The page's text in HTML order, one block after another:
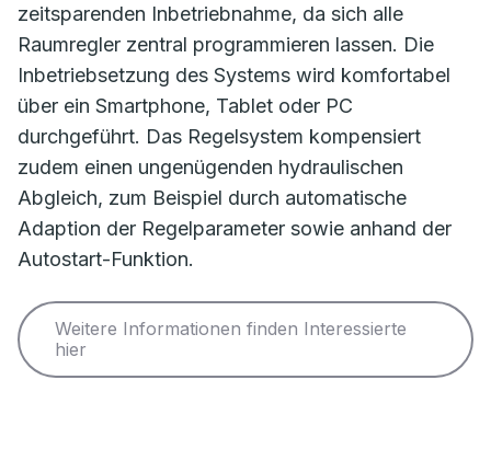
zeitsparenden Inbetriebnahme, da sich alle
Raumregler zentral programmieren lassen. Die
Inbetriebsetzung des Systems wird komfortabel
über ein Smartphone, Tablet oder PC
durchgeführt. Das Regelsystem kompensiert
zudem einen ungenügenden hydraulischen
Abgleich, zum Beispiel durch automatische
Adaption der Regelparameter sowie anhand der
Autostart-Funktion.
Weitere Informationen finden Interessierte
hier